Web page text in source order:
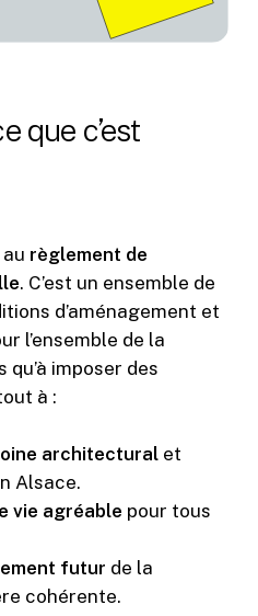
que c’est
règlement de
. C’est un ensemble de
d’aménagement et
l’ensemble de la
imposer des
à :
architecturalet
Alsace.
vie agréable pour tous
futur de la
cohérente.